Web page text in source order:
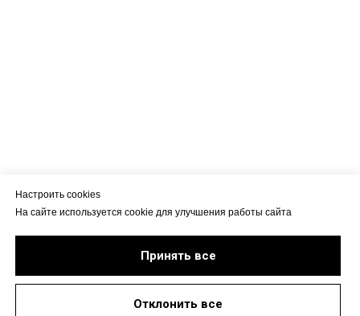
Настроить cookies
На сайте используется cookie для улучшения работы сайта
Принять все
Отклонить все